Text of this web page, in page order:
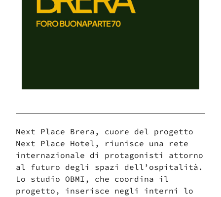
Next Place Brera, cuore del progetto
Next Place Hotel, riunisce una rete
internazionale di protagonisti attorno
al futuro degli spazi dell’ospitalità.
Lo studio OBMI, che coordina il
progetto, inserisce negli interni lo
Vuoi sapere di più su questo
prodotto, scrivici
Scarica il catalogo e
lasciati stupire da un mondo